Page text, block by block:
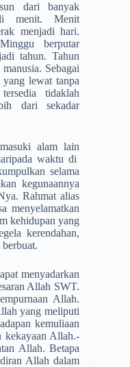
dari banyak
menit. Menit
menjadi hari.
berputar
tahun. Tahun
Sebagai
lewat tanpa
tidaklah
dari sekadar
alam lain
waktu di
selama
kegunaannya
Rahmat alias
menyelamatkan
kehidupan yang
kerendahan,
menyadarkan
Allah SWT.
Allah.
yang meliputi
kemuliaan
kekayaan Allah.­
Allah. Betapa
Allah dalam